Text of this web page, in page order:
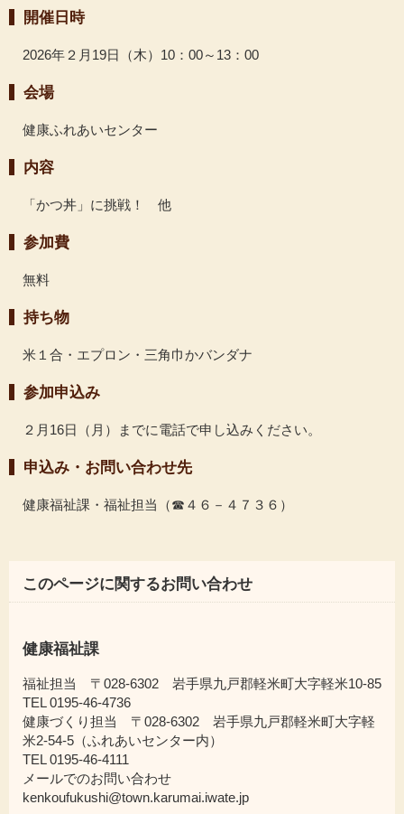
開催日時
2026年２月19日（木）10：00～13：00
会場
健康ふれあいセンター
内容
「かつ丼」に挑戦！ 他
参加費
無料
持ち物
米１合・エプロン・三角巾かバンダナ
参加申込み
２月16日（月）までに電話で申し込みください。
申込み・お問い合わせ先
健康福祉課・福祉担当（☎４６－４７３６）
このページに関するお問い合わせ
健康福祉課
福祉担当 〒028-6302 岩手県九戸郡軽米町大字軽米10-85
TEL 0195-46-4736
健康づくり担当 〒028-6302 岩手県九戸郡軽米町大字軽
米2-54-5（ふれあいセンター内）
TEL 0195-46-4111
メールでのお問い合わせ
kenkoufukushi@town.karumai.iwate.jp